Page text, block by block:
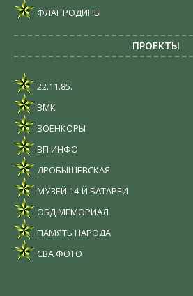
ФЛАГ РОДИНЫ
ПРОЕКТЫ
22.11.85.
ВМК
ВОЕНКОРЫ
ВП ИНФО
ДРОБЫШЕВСКАЯ
МУЗЕЙ 14-Й БАТАРЕИ
ОБД МЕМОРИАЛ
ПАМЯТЬ НАРОДА
СВА ФОТО